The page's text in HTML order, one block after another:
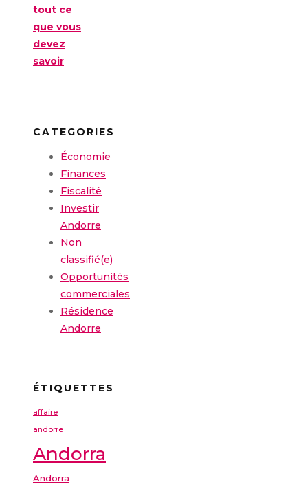
tout ce
que vous
devez
savoir
CATEGORIES
Économie
Finances
Fiscalité
Investir
Andorre
Non
classifié(e)
Opportunités
commerciales
Résidence
Andorre
ÉTIQUETTES
affaire
andorre
Andorra
Andorra